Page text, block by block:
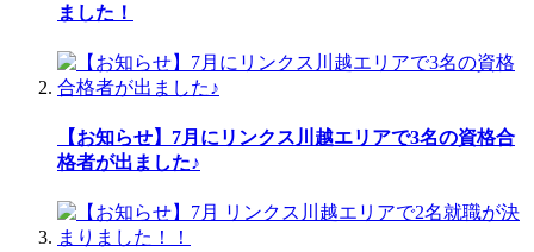
ました！
【お知らせ】7月にリンクス川越エリアで3名の資格合
格者が出ました♪